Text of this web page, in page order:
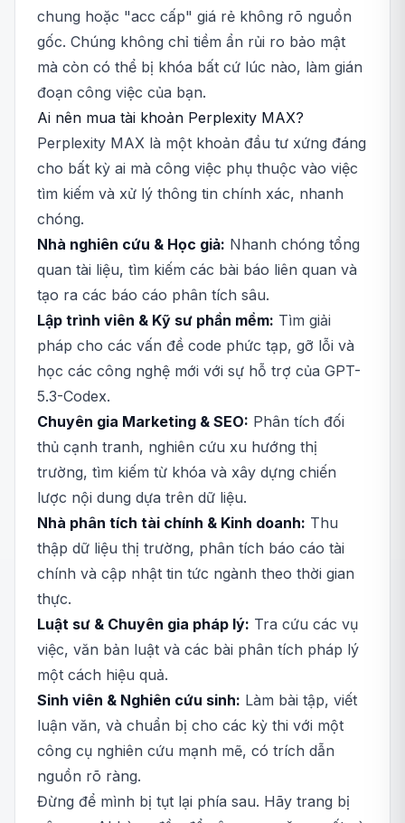
chung hoặc "acc cấp" giá rẻ không rõ nguồn
gốc. Chúng không chỉ tiềm ẩn rủi ro bảo mật
mà còn có thể bị khóa bất cứ lúc nào, làm gián
đoạn công việc của bạn.
Ai nên mua tài khoản Perplexity MAX?
Perplexity MAX là một khoản đầu tư xứng đáng
cho bất kỳ ai mà công việc phụ thuộc vào việc
tìm kiếm và xử lý thông tin chính xác, nhanh
chóng.
Nhà nghiên cứu & Học giả: Nhanh chóng tổng
quan tài liệu, tìm kiếm các bài báo liên quan và
tạo ra các báo cáo phân tích sâu.
Lập trình viên & Kỹ sư phần mềm: Tìm giải
pháp cho các vấn đề code phức tạp, gỡ lỗi và
học các công nghệ mới với sự hỗ trợ của GPT-
5.3-Codex.
Chuyên gia Marketing & SEO: Phân tích đối
thủ cạnh tranh, nghiên cứu xu hướng thị
trường, tìm kiếm từ khóa và xây dựng chiến
lược nội dung dựa trên dữ liệu.
Nhà phân tích tài chính & Kinh doanh: Thu
thập dữ liệu thị trường, phân tích báo cáo tài
chính và cập nhật tin tức ngành theo thời gian
thực.
Luật sư & Chuyên gia pháp lý: Tra cứu các vụ
việc, văn bản luật và các bài phân tích pháp lý
một cách hiệu quả.
Sinh viên & Nghiên cứu sinh: Làm bài tập, viết
luận văn, và chuẩn bị cho các kỳ thi với một
công cụ nghiên cứu mạnh mẽ, có trích dẫn
nguồn rõ ràng.
Đừng để mình bị tụt lại phía sau. Hãy trang bị